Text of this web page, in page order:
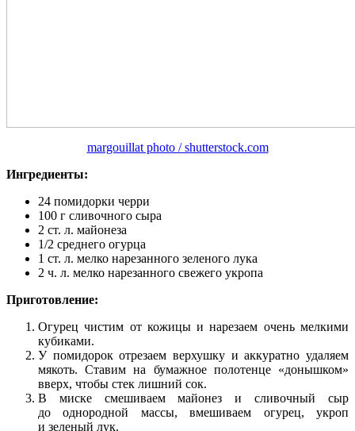
margouillat photo / shutterstock.com
Ингредиенты:
24 помидорки черри
100 г сливочного сыра
2 ст. л. майонеза
1/2 среднего огурца
1 ст. л. мелко нарезанного зеленого лука
2 ч. л. мелко нарезанного свежего укропа
Приготовление:
Огурец чистим от кожицы и нарезаем очень мелкими
кубиками.
У помидорок отрезаем верхушку и аккуратно удаляем
мякоть. Ставим на бумажное полотенце «донышком»
вверх, чтобы стек лишний сок.
В миске смешиваем майонез и сливочный сыр
до однородной массы, вмешиваем огурец, укроп
и зеленый лук.